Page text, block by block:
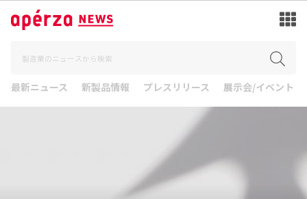
最新ニュース 新製品情報 プレスリリース 展示会/イベント